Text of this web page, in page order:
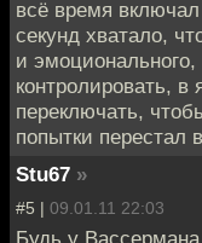
всё время
секунд хватало,
и
контролировать, в
переключать,
попытки перестал
Stu67 »
#5 | 09.01.11 22:03